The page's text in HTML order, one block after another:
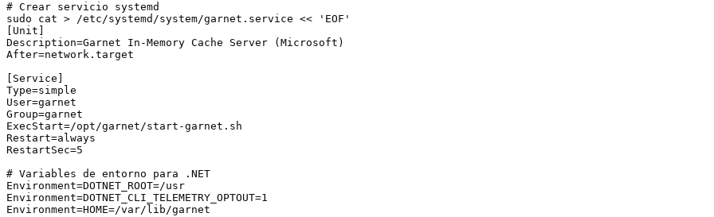
# Crear servicio systemd
sudo cat > /etc/systemd/system/garnet.service << 'EOF'
[Unit]
Description=Garnet In-Memory Cache Server (Microsoft)
After=network.target
[Service]
Type=simple
User=garnet
Group=garnet
ExecStart=/opt/garnet/start-garnet.sh
Restart=always
RestartSec=5
# Variables de entorno para .NET
Environment=DOTNET_ROOT=/usr
Environment=DOTNET_CLI_TELEMETRY_OPTOUT=1
Environment=HOME=/var/lib/garnet